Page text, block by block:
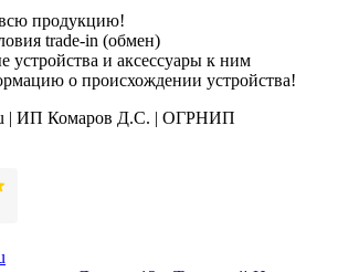
продукцию!
trade-in (обмен)
устройства и аксессуары к ним
о происхождении устройства!
| ИП Комаров Д.С. | ОГРНИП